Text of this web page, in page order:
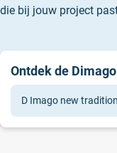
die bij jouw project
Ontdek de
D Imago new
Alle collecties